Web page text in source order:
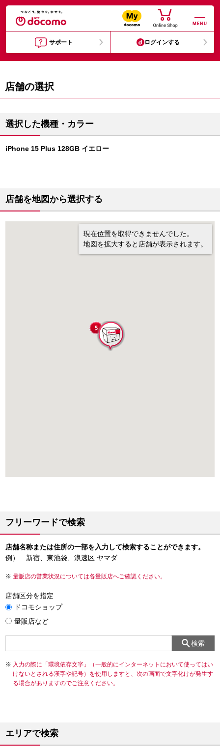
MENU
サポート ログインする
店舗の選択
選択した機種・カラー
iPhone 15 Plus 128GB イエロー
店舗を地図から選択する
現在位置を取得できませんでした。
地図を拡大すると店舗が表示されます。
フリーワードで検索
店舗名称または住所の一部を入力して検索することができます。
例） 新宿、東池袋、浪速区 ヤマダ
量販店の営業状況については各量販店へご確認ください。
店舗区分を指定
ドコモショップ
量販店など
検索
入力の際に「環境依存文字」（一般的にインターネットにおいて使ってはい
けないとされる漢字や記号）を使用しますと、次の画面で文字化けが発生す
る場合がありますのでご注意ください。
エリアで検索